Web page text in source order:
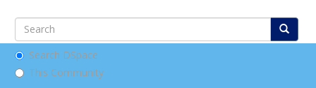
Search DSpace
This Community